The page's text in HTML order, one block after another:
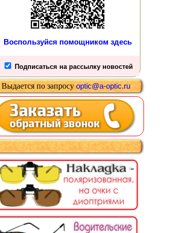
Воспользуйся помощником здесь
Подписаться на рассылку новостей
Выдается по запросуoptic@a-optic.ru